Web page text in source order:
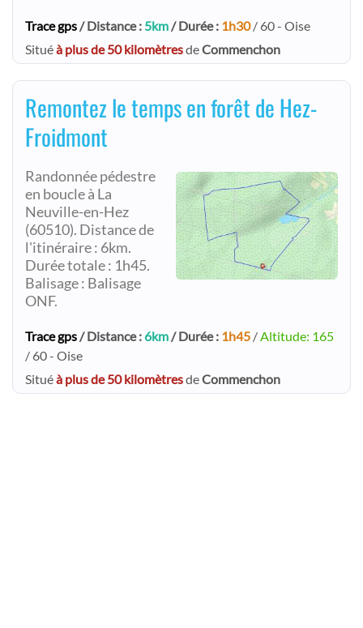
Trace gps/ Distance : 5km/ Durée : 1h30/ 60 - Oise
Situéà plus de 50 kilomètresdeCommenchon
Remontez le temps en forêt de Hez-
Froidmont
Randonnée pédestre
en boucle à La
Neuville-en-Hez
(60510). Distance de
l'itinéraire : 6km.
Durée totale : 1h45.
Balisage : Balisage
ONF.
Trace gps/ Distance : 6km/ Durée : 1h45 /Altitude: 165
/ 60 - Oise
Situéà plus de 50 kilomètresdeCommenchon